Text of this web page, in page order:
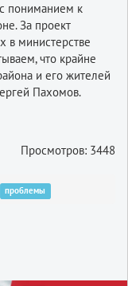
пониманием к
За проект
в министерстве
что крайне
и его жителей
Пахомов.
Просмотров: 3448
проблемы